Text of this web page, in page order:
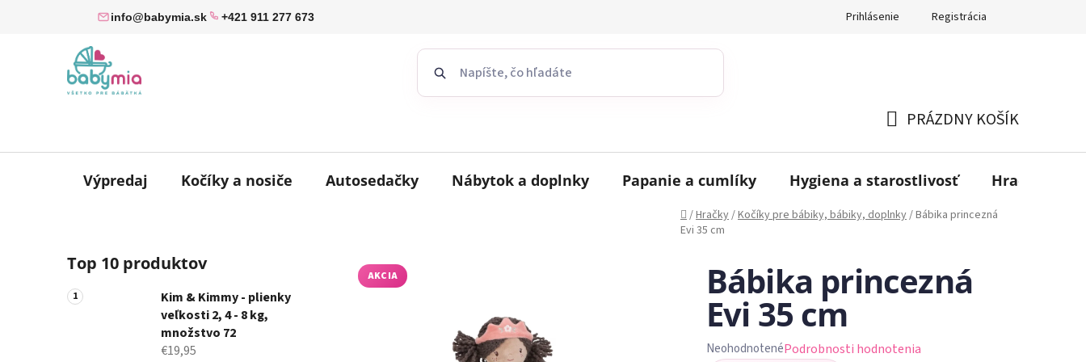
info@babymia.sk +421 911 277 673 Prihlásenie Registrácia
KOŠÍK
PRÁZDNY KOŠÍK
Výpredaj Kočíky a nosiče Autosedačky Nábytok a doplnky Papanie a cumlíky Hygiena a starostlivosť Hračky
Domov
/Hračky/Kočíky pre bábiky, bábiky, doplnky/Bábika princezná
Evi 35 cm
o
č
n
Top 10 produktov
Kim & Kimmy - plienky
veľkosti 2, 4 - 8 kg,
množstvo 72
€19,95
Bábika princezná
Evi 35 cm
NeohodnotenéPodrobnosti hodnotenia
AKCIA